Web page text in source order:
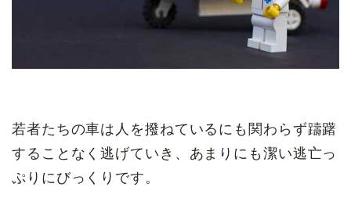
若者たちの車は人を撥ねているにも関わらず躊躇
することなく逃げていき、あまりにも潔い逃亡っ
ぷりにびっくりです。